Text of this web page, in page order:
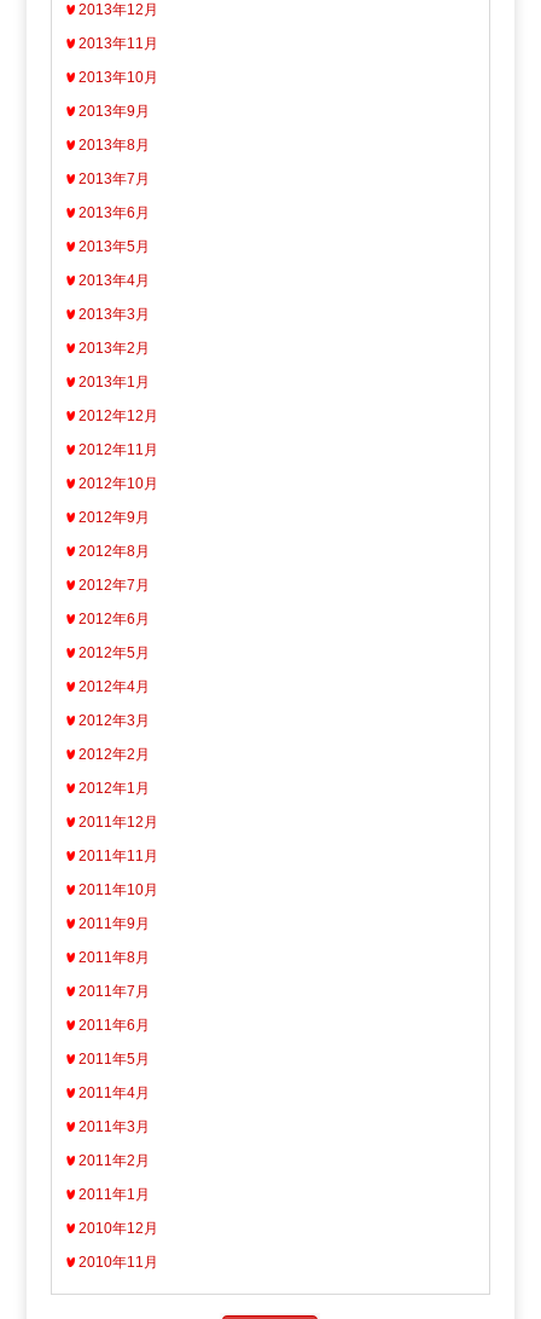
2013年12月
2013年11月
2013年10月
2013年9月
2013年8月
2013年7月
2013年6月
2013年5月
2013年4月
2013年3月
2013年2月
2013年1月
2012年12月
2012年11月
2012年10月
2012年9月
2012年8月
2012年7月
2012年6月
2012年5月
2012年4月
2012年3月
2012年2月
2012年1月
2011年12月
2011年11月
2011年10月
2011年9月
2011年8月
2011年7月
2011年6月
2011年5月
2011年4月
2011年3月
2011年2月
2011年1月
2010年12月
2010年11月